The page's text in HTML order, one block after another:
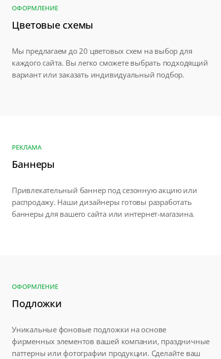
ОФОРМЛЕНИЕ
Цветовые схемы
Мы предлагаем до 20 цветовых схем на выбор для
каждого сайта. Вы легко сможете выбрать подходящий
вариант или заказать индивидуальный подбор.
РЕКЛАМА
Баннеры
Привлекательный баннер под сезонную акцию или
распродажу. Наши дизайнеры готовы разработать
баннеры для вашего сайта или интернет-магазина.
ОФОРМЛЕНИЕ
Подложки
Уникальные фоновые подложки на основе
фирменных элементов вашей компании, праздничные
паттерны или фотографии продукции. Сделайте ваш